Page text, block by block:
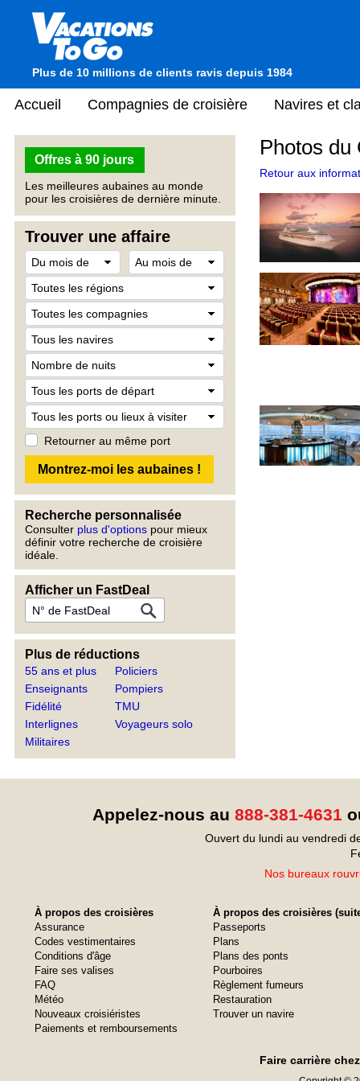
Plus de 10 millions de clients ravis depuis 1984
Accueil Compagnies de croisière Navires et
Offres à 90 jours
Les meilleures aubaines au monde
pour les croisières de dernière minute.
Trouver une affaire
Retourner au même port
Recherche personnalisée
Consulter plus d'options pour mieux
définir votre recherche de croisière
idéale.
Afficher un FastDeal
Plus de réductions
55 ans et plus
Enseignants
Fidélité
Interlignes
Militaires
Policiers
Pompiers
TMU
Voyageurs solo
Photos du
Retour aux
Appelez-nous au 888-381-4631
Ouvert du lundi au vendredi
Nos bureaux
À propos des croisières
Assurance
Codes vestimentaires
Conditions d'âge
Faire ses valises
FAQ
Météo
Nouveaux croisiéristes
Paiements et remboursements
À propos des croisières
Passeports
Plans
Plans des ponts
Pourboires
Règlement fumeurs
Restauration
Trouver un navire
Faire carrière